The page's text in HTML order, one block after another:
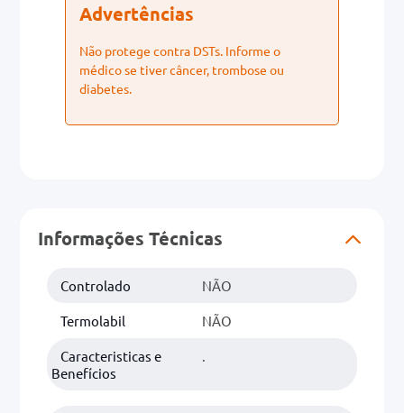
Advertências
Não protege contra DSTs. Informe o
médico se tiver câncer, trombose ou
diabetes.
Informações Técnicas
Controlado NÃO
Termolabil NÃO
Caracteristicas e
Benefícios